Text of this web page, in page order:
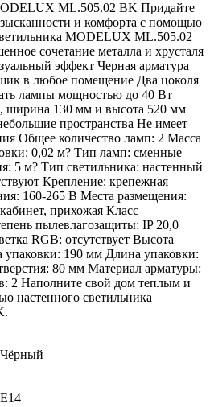
ML.505.02 BK Придайте
и комфорта с помощью
MODELUX ML.505.02
сочетание металла и хрусталя
эффект Черная арматура
в любое помещение Два цоколя
лампы мощностью до 40 Вт
ширина 130 мм и высота 520 мм
пространства Не имеет
Общее количество ламп: 2 Масса
0,02 м? Тип ламп: сменные
5 м? Тип светильника: настенный
Крепление: крепежная
160-265 В Места размещения:
прихожая Класс
пылевлагозащиты: IP 20,0
RGB: отсутствует Высота
190 мм Длина упаковки:
80 мм Материал арматуры:
2 Наполните свой дом теплым и
настенного светильника
Чёрный
E14